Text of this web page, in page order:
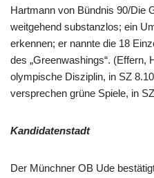
Hartmann von Bündnis 90/Die
weitgehend substanzlos; ein
erkennen; er nannte die 18
des „Greenwashings“. (Effern,
olympische Disziplin, in SZ
versprechen grüne Spiele, in
Kandidatenstadt
Der Münchner OB Ude